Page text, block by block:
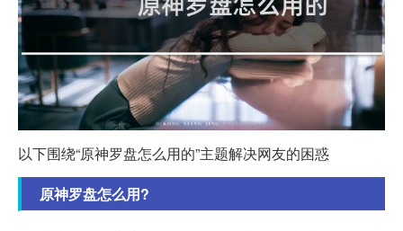
以下围绕“原神罗盘怎么用的”主题解决网友的困惑
原神罗盘怎么用?